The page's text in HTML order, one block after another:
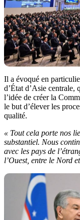
Il a évoqué en
d’État d’Asie centrale,
l’idée de créer la
le but d’élever les
qualité.
« Tout cela porte nos
substantiel. Nous
avec les pays de
l’Ouest, entre le Nord